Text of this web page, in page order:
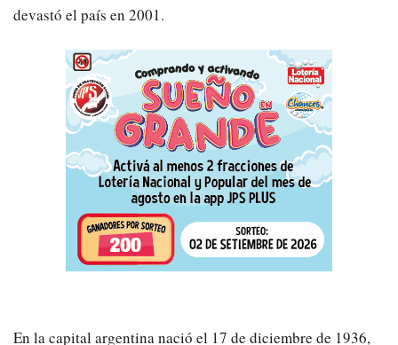
devastó el país en 2001.
En la capital argentina nació el 17 de diciembre de 1936,